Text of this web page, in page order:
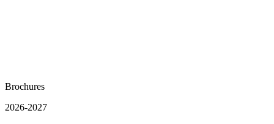
Brochures
2026-2027